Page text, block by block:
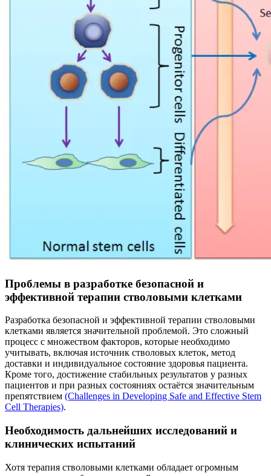
Проблемы в разработке безопасной и
эффективной терапии стволовыми клетками
Разработка безопасной и эффективной терапии стволовыми
клетками является значительной проблемой. Это сложный
процесс с множеством факторов, которые необходимо
учитывать, включая источник стволовых клеток, метод
доставки и индивидуальное состояние здоровья пациента.
Кроме того, достижение стабильных результатов у разных
пациентов и при разных состояниях остаётся значительным
препятствием (Challenges in Developing Safe and Effective Stem
Cell Therapies).
Необходимость дальнейших исследований и
клинических испытаний
Хотя терапия стволовыми клетками обладает огромным